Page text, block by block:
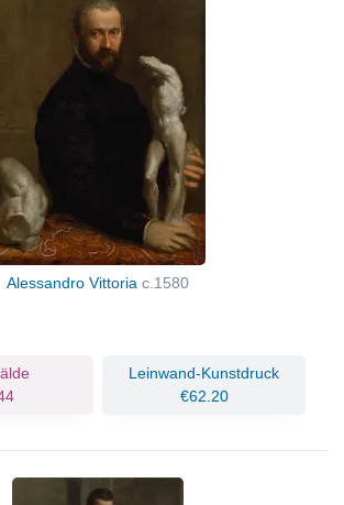
Alessandro Vittoria c.1580
Leinwand-Kunstdruck
€62.20